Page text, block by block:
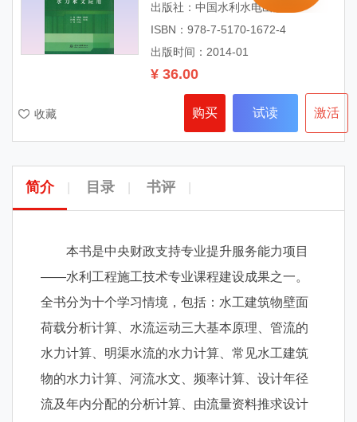
出版社：中国水利水电出版社
ISBN：978-7-5170-1672-4
出版时间：2014-01
¥ 36.00
购买 试读 激活
收藏
简介 目录 书评
本书是中央财政支持专业提升服务能力项目
——水利工程施工技术专业课程建设成果之一。
全书分为十个学习情境，包括：水工建筑物壁面
荷载分析计算、水流运动三大基本原理、管流的
水力计算、明渠水流的水力计算、常见水工建筑
物的水力计算、河流水文、频率计算、设计年径
流及年内分配的分析计算、由流量资料推求设计